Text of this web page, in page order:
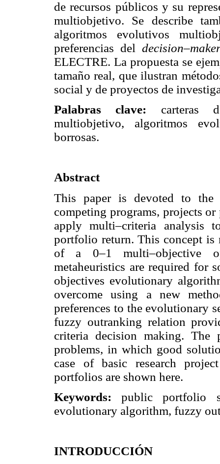
de recursos públicos y su
multiobjetivo. Se describe
algoritmos evolutivos
preferencias del
ELECTRE. La propuesta se
tamaño real, que ilustran
social y de proyectos de
Palabras clave: carteras
multiobjetivo, algoritmos
borrosas.
Abstract
This paper is devoted to
competing programs, projects
apply multi–criteria analysis
portfolio return. This concept is
of a 0–1 multi–objective
metaheuristics are required for
objectives evolutionary
overcome using a new
preferences to the evolutionary
fuzzy outranking relation
criteria decision making. The
problems, in which good
case of basic research
portfolios are shown here.
Keywords: public portfolio
evolutionary algorithm, fuzzy
INTRODUCCIÓN